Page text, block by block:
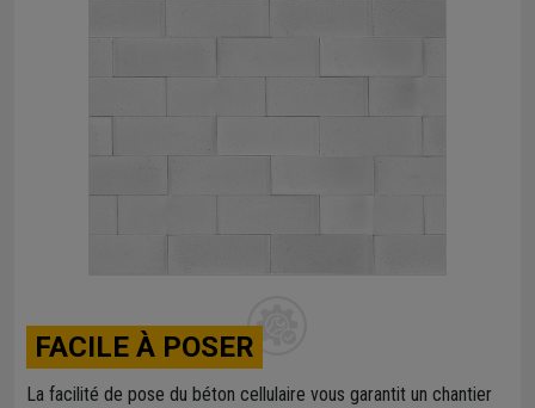
FACILE À POSER
La facilité de pose du béton cellulaire vous garantit un chantier